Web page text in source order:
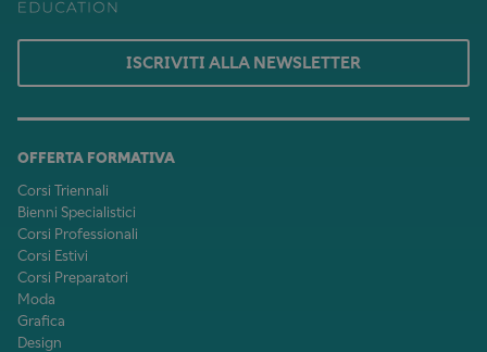
ISCRIVITI ALLA NEWSLETTER
OFFERTA FORMATIVA
Corsi Triennali
Bienni Specialistici
Corsi Professionali
Corsi Estivi
Corsi Preparatori
Moda
Grafica
Design